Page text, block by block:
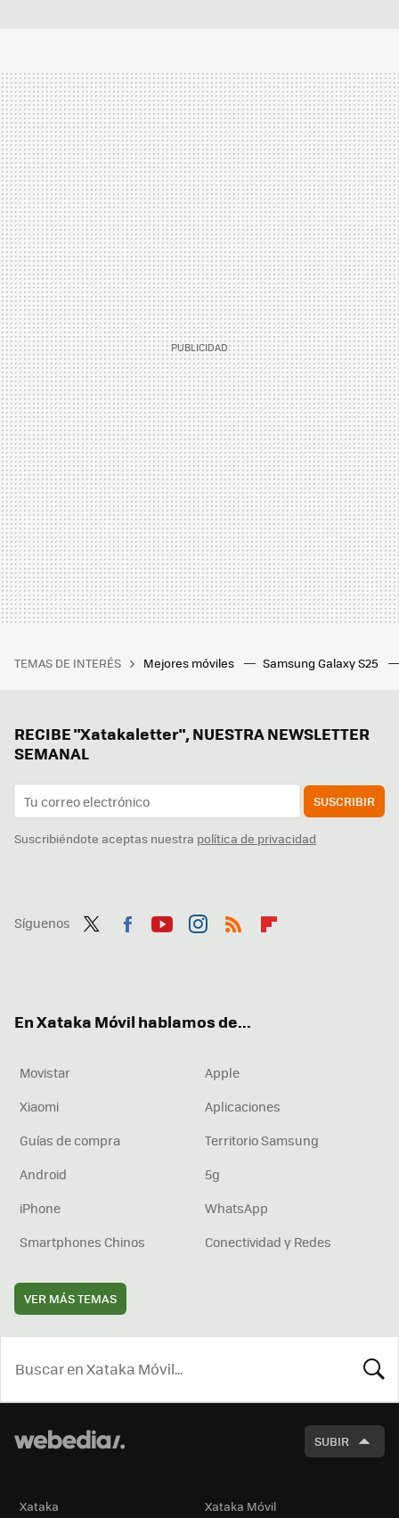
TEMAS DE INTERÉS Mejores móviles Samsung Galaxy S25
RECIBE "Xatakaletter", NUESTRA NEWSLETTER
SEMANAL
SUSCRIBIR
Suscribiéndote aceptas nuestra política de privacidad
Síguenos
En Xataka Móvil hablamos de...
Movistar
Apple
Xiaomi
Aplicaciones
Guías de compra
Territorio Samsung
Android
5g
iPhone
WhatsApp
Smartphones Chinos
Conectividad y Redes
VER MÁS TEMAS
SUBIR
Xataka Xataka Móvil